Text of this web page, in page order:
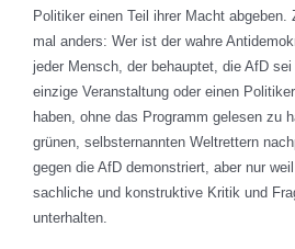
Politiker einen Teil ihrer Macht
mal anders: Wer ist der wahre
jeder Mensch, der behauptet, die AfD
einzige Veranstaltung oder einen
haben, ohne das Programm gelesen zu
grünen, selbsternannten Weltrettern
gegen die AfD demonstriert, aber nur
sachliche und konstruktive Kritik und
unterhalten.